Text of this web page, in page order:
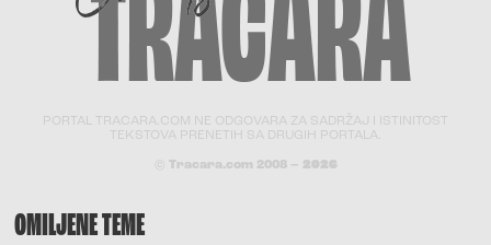
PORTAL TRACARA.COM NE ODGOVARA ZA SADRŽAJ I ISTINITOST
TEKSTOVA PRENETIH SA DRUGIH PORTALA.
© Tracara.com 2008 – 2026
OMILJENE TEME